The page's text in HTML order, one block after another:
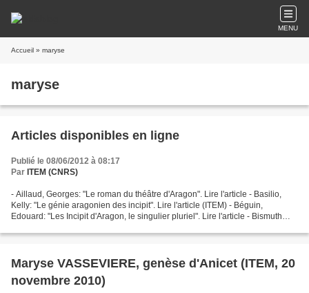
MENU
Accueil » maryse
maryse
Articles disponibles en ligne
Publié le 08/06/2012 à 08:17
Par ITEM (CNRS)
- Aillaud, Georges: "Le roman du théâtre d'Aragon". Lire l'article - Basilio,
Kelly: "Le génie aragonien des incipit". Lire l'article (ITEM) - Béguin,
Edouard: "Les Incipit d'Aragon, le singulier pluriel". Lire l'article - Bismuth
Maryse VASSEVIERE, genèse d'Anicet (ITEM, 20
novembre 2010)